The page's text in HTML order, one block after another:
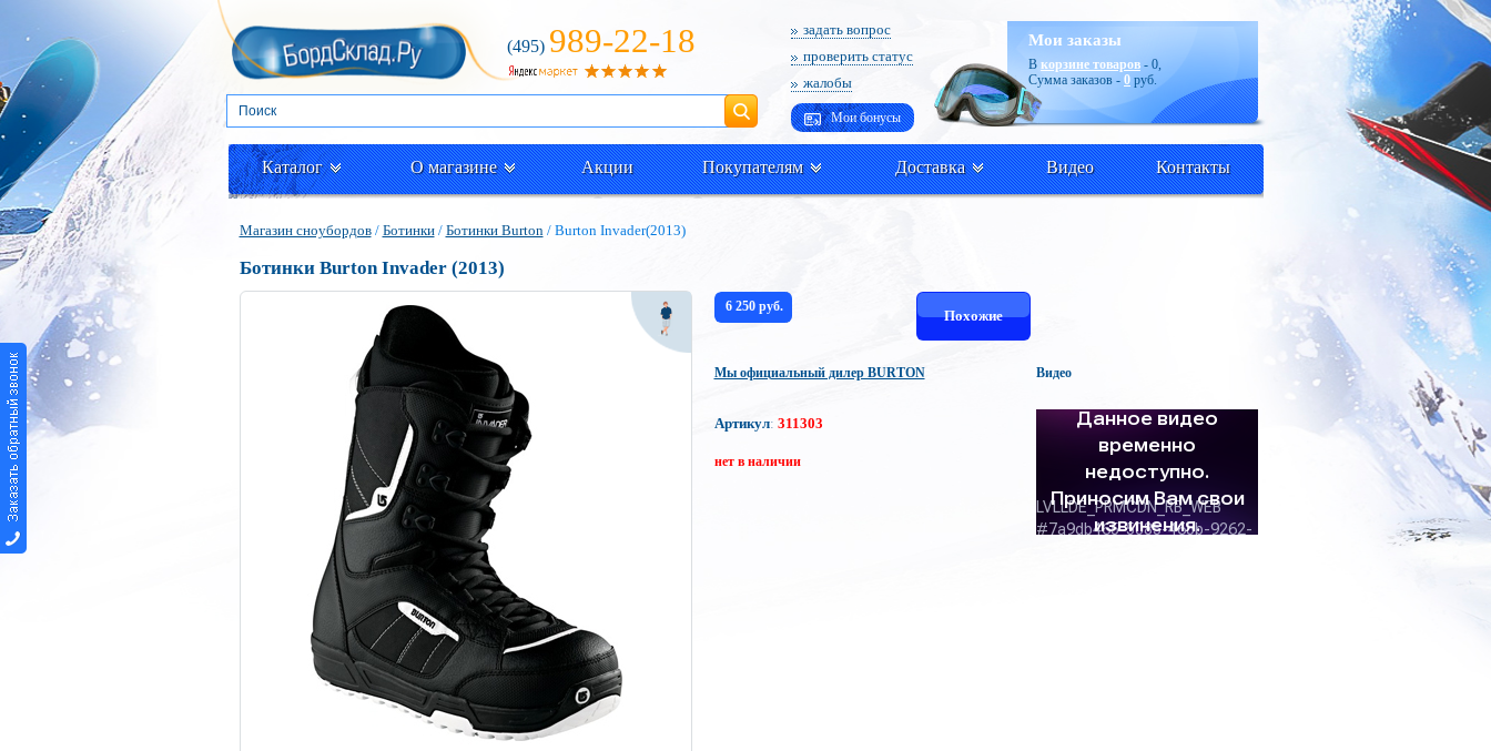
(495) 989-22-18 Мои заказы
В корзине товаров - 0,
Сумма заказов - 0 руб.
задать вопрос
проверить статус
жалобы
Мои бонусы
Поиск
Каталог О магазине Акции Покупателям Доставка Видео Контакты
Магазин сноубордов/ Ботинки/ Ботинки Burton/ Burton Invader(2013)
Ботинки Burton Invader (2013)
6 250 руб.
Похожие
Мы официальный дилер BURTON
Артикул: 311303
нет в наличии
Видео